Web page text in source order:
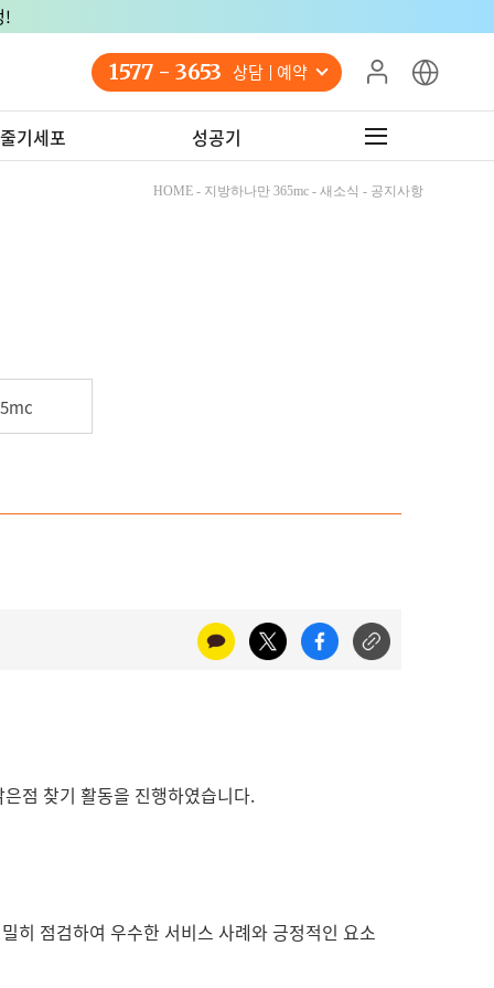
!
1577 - 3653 상담 예약
기세포 성공기
HOME - 지방하나만 365mc - 새소식 - 공지사항
점 찾기 활동을 진행하였습니다.
히 점검하여 우수한 서비스 사례와 긍정적인 요소